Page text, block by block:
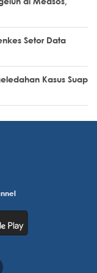
Setor Data
Kasus Suap